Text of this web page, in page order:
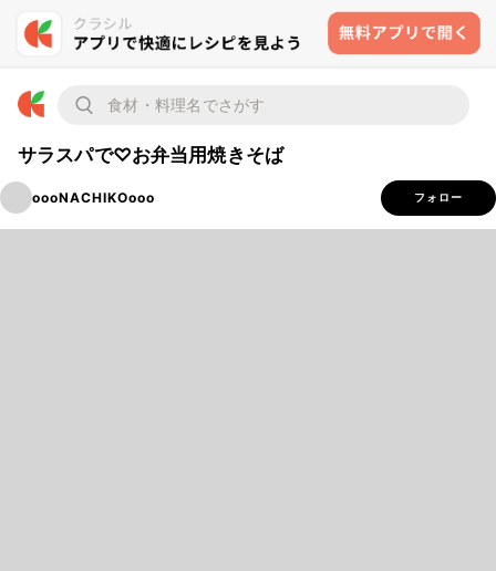
サラスパで♡お弁当用焼きそば
oooNACHIKOooo フォロー